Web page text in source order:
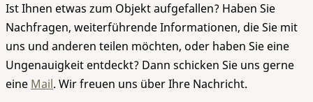
Ist Ihnen etwas zum Objekt aufgefallen? Haben Sie
Nachfragen, weiterführende Informationen, die Sie mit
uns und anderen teilen möchten, oder haben Sie eine
Ungenauigkeit entdeckt? Dann schicken Sie uns gerne
eine Mail. Wir freuen uns über Ihre Nachricht.